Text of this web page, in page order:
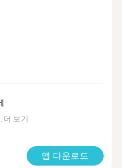
더 보기
앱 다운로드